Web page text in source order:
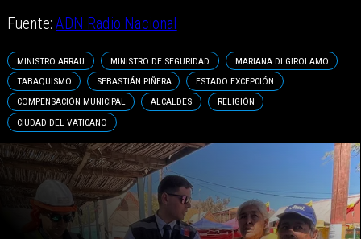
Fuente:ADN Radio Nacional
MINISTRO ARRAU MINISTRO DE SEGURIDAD
MARIANA DI GIROLAMO
TABAQUISMO
SEBASTIÁN PIÑERA
ESTADO EXCEPCIÓN
COMPENSACIÓN MUNICIPAL
ALCALDES
RELIGIÓN
CIUDAD DEL VATICANO